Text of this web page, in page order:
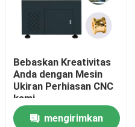
Bebaskan Kreativitas
Anda dengan Mesin
Ukiran Perhiasan CNC
kami
mengirimkan